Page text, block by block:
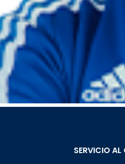
SERVICIO AL